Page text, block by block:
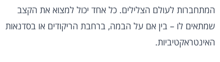
המתחברות לעולם הצלילים. כל אחד יכול למצוא את הקצב
שמתאים לו – בין אם על הבמה, ברחבת הריקודים או בסדנאות
האינטראקטיביות.